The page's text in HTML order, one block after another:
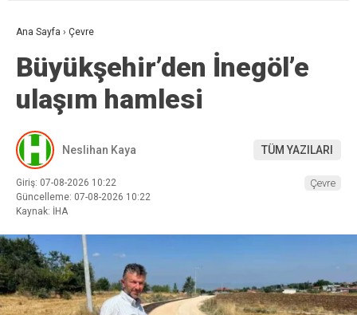
Ana Sayfa › Çevre
Büyükşehir’den İnegöl’e
ulaşım hamlesi
Neslihan Kaya TÜM YAZILARI
Giriş: 07-08-2026 10:22
Güncelleme: 07-08-2026 10:22
Kaynak: İHA
Çevre